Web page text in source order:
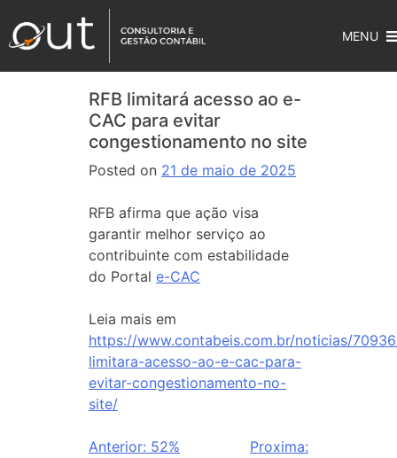
MENU
RFB limitará acesso ao e-
CAC para evitar
congestionamento no site
Posted on 21 de maio de 2025
RFB afirma que ação visa
garantir melhor serviço ao
contribuinte com estabilidade
do Portal e-CAC
Leia mais em
https://www.contabeis.com.br/noticias/
limitara-acesso-ao-e-cac-para-
evitar-congestionamento-no-
site/
Anterior: 52%
Proxima: